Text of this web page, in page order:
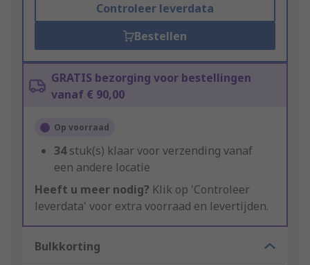
Controleer leverdata
Bestellen
GRATIS bezorging voor bestellingen
vanaf € 90,00
Op voorraad
34stuk(s) klaar voor verzending vanaf
een andere locatie
Heeft u meer nodig? Klik op 'Controleer
leverdata' voor extra voorraad en levertijden.
Bulkkorting